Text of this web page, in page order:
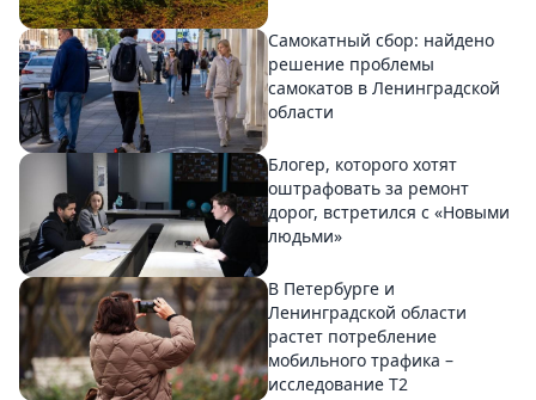
Самокатный сбор: найдено
решение проблемы
самокатов в Ленинградской
области
Блогер, которого хотят
оштрафовать за ремонт
дорог, встретился с «Новыми
людьми»
В Петербурге и
Ленинградской области
растет потребление
мобильного трафика –
исследование T2